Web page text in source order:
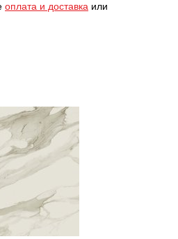
оплата и доставка или